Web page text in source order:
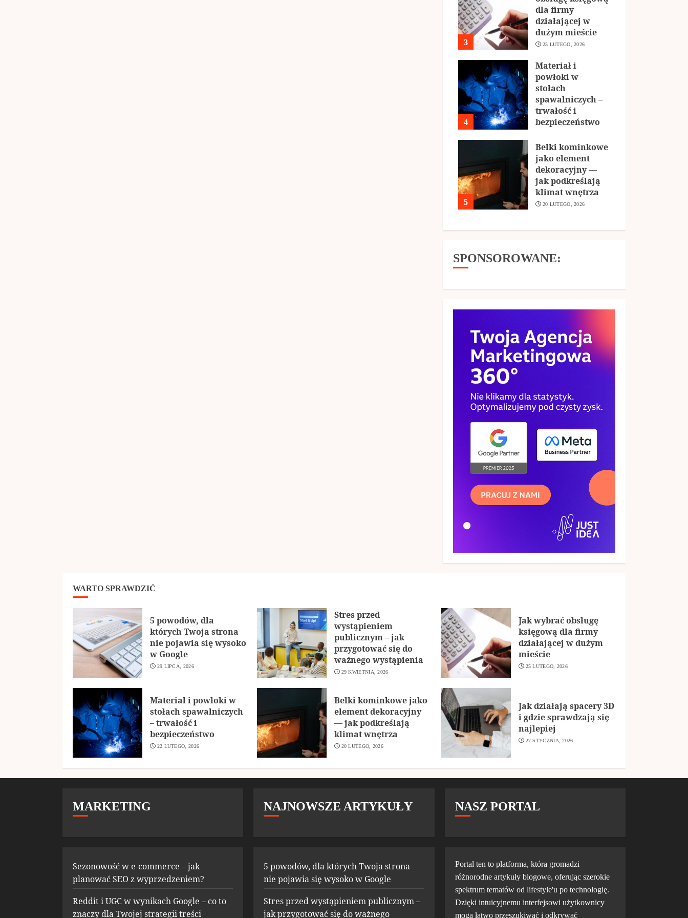
3
dla firmy
działającej w
dużym mieście
25 LUTEGO, 2026
4
Materiał i
powłoki w
stołach
spawalniczych –
trwałość i
bezpieczeństwo
5
Belki kominkowe
jako element
dekoracyjny —
jak podkreślają
klimat wnętrza
20 LUTEGO, 2026
SPONSOROWANE:
WARTO SPRAWDZIĆ
5 powodów, dla
których Twoja strona
nie pojawia się wysoko
w Google
29 LIPCA, 2026
Stres przed
wystąpieniem
publicznym – jak
przygotować się do
ważnego wystąpienia
29 KWIETNIA, 2026
Jak wybrać obsługę
księgową dla firmy
działającej w dużym
mieście
25 LUTEGO, 2026
Materiał i powłoki w
stołach spawalniczych
– trwałość i
bezpieczeństwo
22 LUTEGO, 2026
Belki kominkowe jako
element dekoracyjny
— jak podkreślają
klimat wnętrza
20 LUTEGO, 2026
Jak działają spacery 3D
i gdzie sprawdzają się
najlepiej
27 STYCZNIA, 2026
MARKETING
Sezonowość w e-commerce – jak
planować SEO z wyprzedzeniem?
Reddit i UGC w wynikach Google – co to
znaczy dla Twojej strategii treści
NAJNOWSZE ARTYKUŁY
5 powodów, dla których Twoja strona
nie pojawia się wysoko w Google
Stres przed wystąpieniem publicznym –
jak przygotować się do ważnego
NASZ PORTAL
Portal ten to platforma, która gromadzi
różnorodne artykuły blogowe, oferując szerokie
spektrum tematów od lifestyle'u po technologię.
Dzięki intuicyjnemu interfejsowi użytkownicy
mogą łatwo przeszukiwać i odkrywać